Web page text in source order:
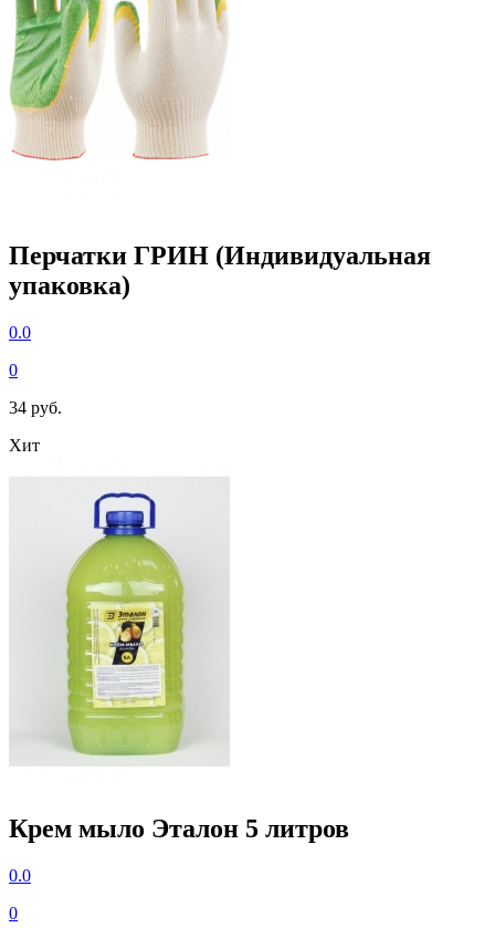
Перчатки ГРИН (Индивидуальная
упаковка)
0.0
0
34 руб.
Хит
Крем мыло Эталон 5 литров
0.0
0